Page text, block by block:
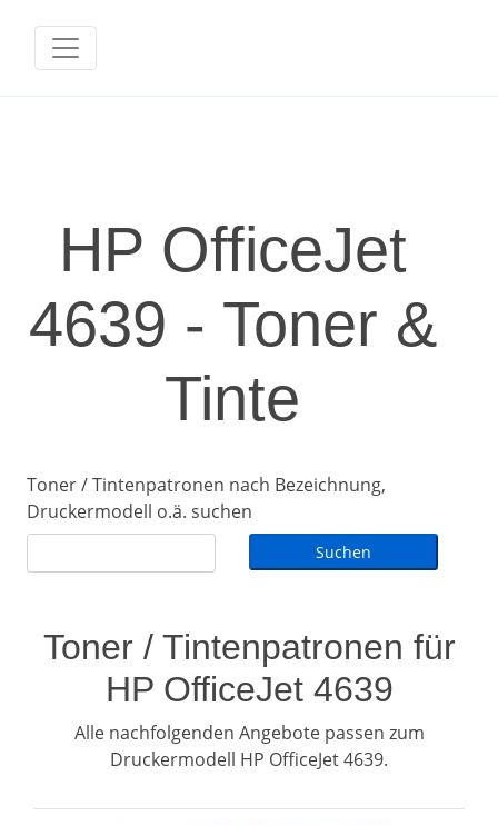
HP OfficeJet
4639 - Toner &
Tinte
Toner / Tintenpatronen nach Bezeichnung,
Druckermodell o.ä. suchen
Toner / Tintenpatronen für
HP OfficeJet 4639
Alle nachfolgenden Angebote passen zum
Druckermodell HP OfficeJet 4639.